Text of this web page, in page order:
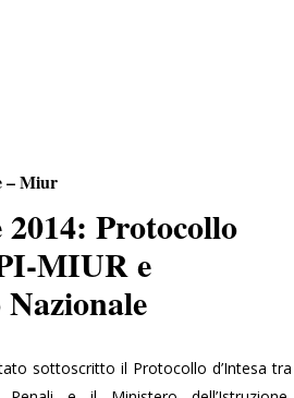
– Miur
2014: Protocollo
MIUR e
sottoscritto il Protocollo d’Intesa tra